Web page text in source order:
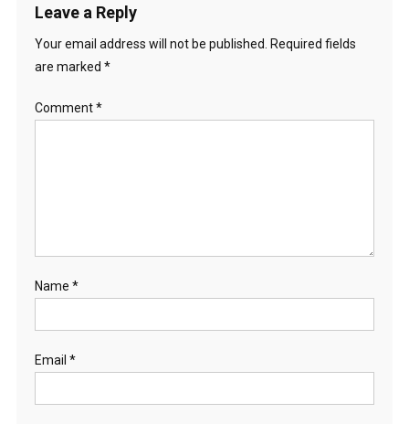
Leave a Reply
Your email address will not be published.
Required fields
are marked *
Comment*
Name *
Email *